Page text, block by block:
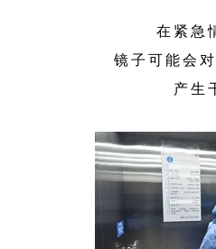
在紧急
镜子可能会
产生